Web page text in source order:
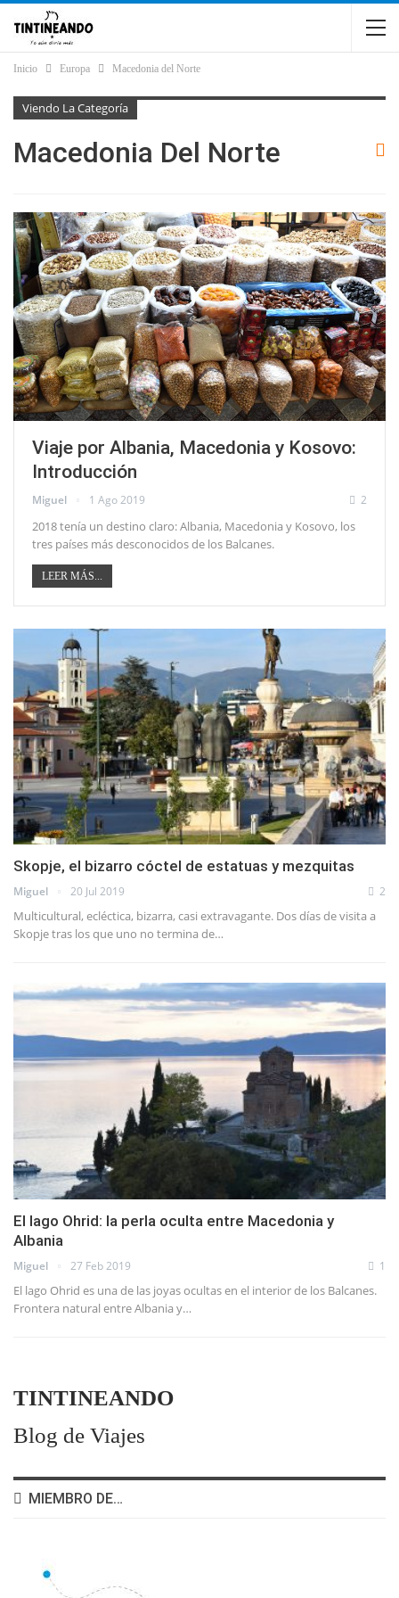
Inicio Europa Macedonia del Norte
Viendo La Categoría
Macedonia Del Norte
Viaje por Albania, Macedonia y Kosovo:
Introducción
Miguel 1 Ago 2019 2
2018 tenía un destino claro: Albania, Macedonia y Kosovo, los
tres países más desconocidos de los Balcanes.
LEER MÁS...
Skopje, el bizarro cóctel de estatuas y mezquitas
Miguel 20 Jul 2019 2
Multicultural, ecléctica, bizarra, casi extravagante. Dos días de visita a
Skopje tras los que uno no termina de…
El lago Ohrid: la perla oculta entre Macedonia y
Albania
Miguel 27 Feb 2019 1
El lago Ohrid es una de las joyas ocultas en el interior de los Balcanes.
Frontera natural entre Albania y…
TINTINEANDO
Blog de Viajes
MIEMBRO DE…